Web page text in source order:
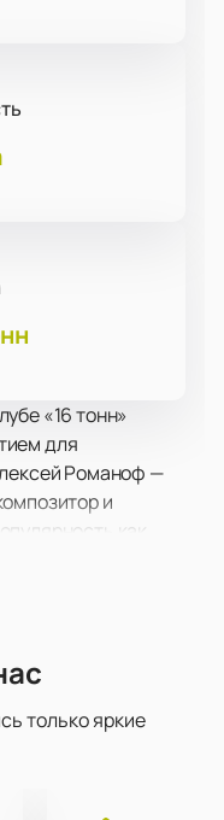
«16 тонн»
для
Романоф —
и
как
группы
себя как
ему
всегда
только яркие